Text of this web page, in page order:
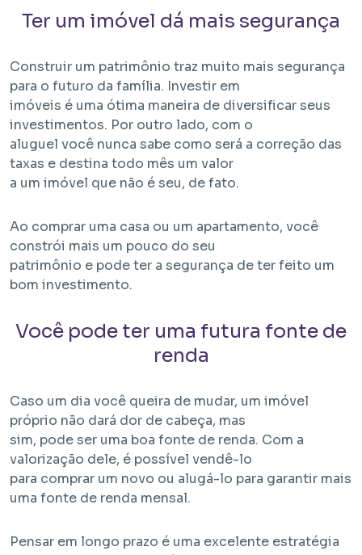
Ter um imóvel dá mais segurança
Construir um patrimônio traz muito mais segurança
para o futuro da família. Investir em
imóveis é uma ótima maneira de diversificar seus
investimentos. Por outro lado, com o
aluguel você nunca sabe como será a correção das
taxas e destina todo mês um valor
a um imóvel que não é seu, de fato.
Ao comprar uma casa ou um apartamento, você
constrói mais um pouco do seu
patrimônio e pode ter a segurança de ter feito um
bom investimento.
Você pode ter uma futura fonte de
renda
Caso um dia você queira de mudar, um imóvel
próprio não dará dor de cabeça, mas
sim, pode ser uma boa fonte de renda. Com a
valorização dele, é possível vendê-lo
para comprar um novo ou alugá-lo para garantir mais
uma fonte de renda mensal.
Pensar em longo prazo é uma excelente estratégia
Bem Viver Angélica
Projeto HMP e R2V